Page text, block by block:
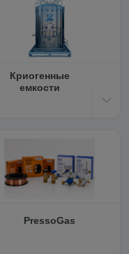
Криогенные
емкости
PressoGas